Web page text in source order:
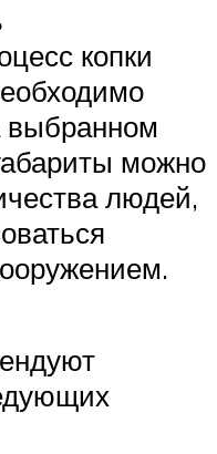
копки
выбранном
можно
людей,